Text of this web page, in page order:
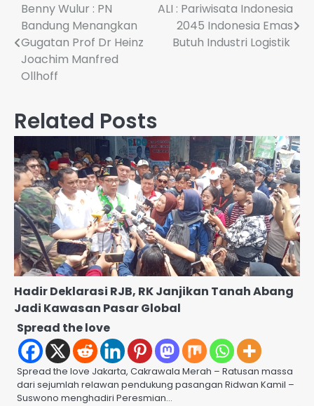
Navigasi
pos
Benny Wulur : PN
Bandung Menangkan
Gugatan Prof Dr Heinz
Joachim Manfred
Ollhoff
ALI : Pariwisata Indonesia
2045 Indonesia Emas
Butuh Industri Logistik
Related Posts
Hadir Deklarasi RJB, RK Janjikan Tanah Abang
Jadi Kawasan Pasar Global
Spread the love
Spread the love Jakarta, Cakrawala Merah – Ratusan massa
dari sejumlah relawan pendukung pasangan Ridwan Kamil –
Suswono menghadiri Peresmian…